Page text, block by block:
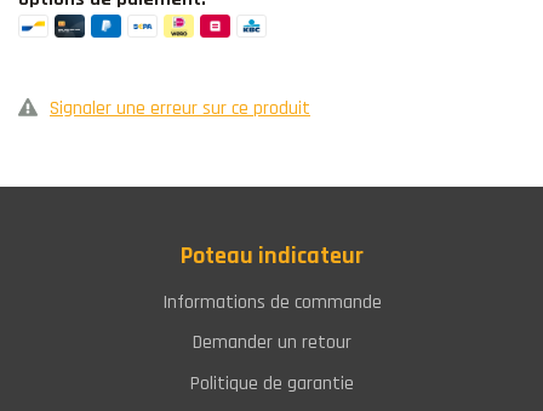
Signaler une erreur sur ce produit
Poteau indicateur
Informations de commande
Demander un retour
Politique de garantie